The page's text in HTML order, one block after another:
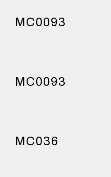
MC0093
MC0093
MC036